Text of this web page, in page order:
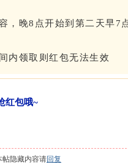
，晚8点开始到第二天早7
内领取则红包无法生效
红包哦~
帖隐藏内容请回复